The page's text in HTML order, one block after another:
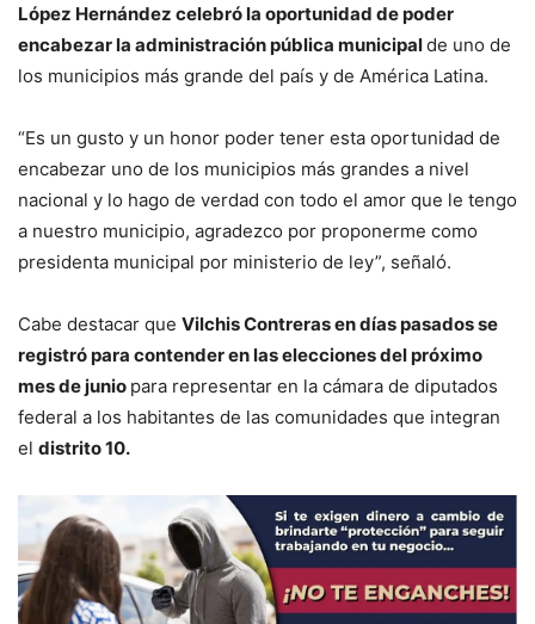
López Hernández celebró la oportunidad de poder
encabezar la administración pública municipalde uno de
los municipios más grande del país y de América Latina.
“Es un gusto y un honor poder tener esta oportunidad de
encabezar uno de los municipios más grandes a nivel
nacional y lo hago de verdad con todo el amor que le tengo
a nuestro municipio, agradezco por proponerme como
presidenta municipal por ministerio de ley”, señaló.
Cabe destacar que Vilchis Contreras en días pasados se
registró para contender en las elecciones del próximo
mes de junio para representar en la cámara de diputados
federal a los habitantes de las comunidades que integran
el distrito 10.